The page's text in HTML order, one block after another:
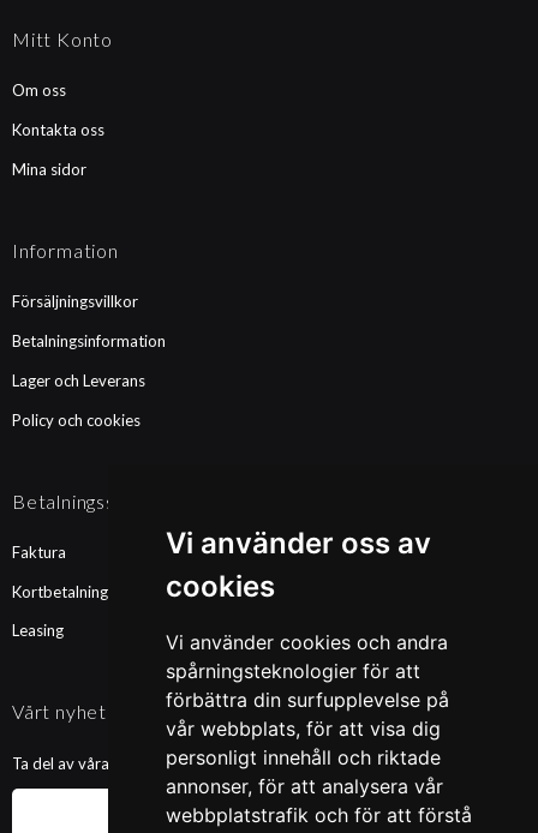
Vi använder oss av
cookies
Vi använder cookies och andra
spårningsteknologier för att
förbättra din surfupplevelse på
vår webbplats, för att visa dig
personligt innehåll och riktade
annonser, för att analysera vår
webbplatstrafik och för att förstå
Mitt Konto
Om oss
Kontakta oss
Mina sidor
Information
Försäljningsvillkor
Betalningsinformation
Lager och Leverans
Policy och cookies
Betalningssätt
Faktura
Kortbetalning
Leasing
Vårt nyhetsbrev
Ta del av våra nyheter och kampanjer. Fyll i din mailadress nedan!